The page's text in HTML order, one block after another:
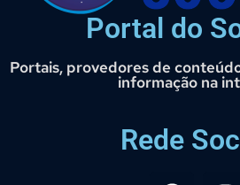
Portal do
Portais, provedores de
informação na
Rede